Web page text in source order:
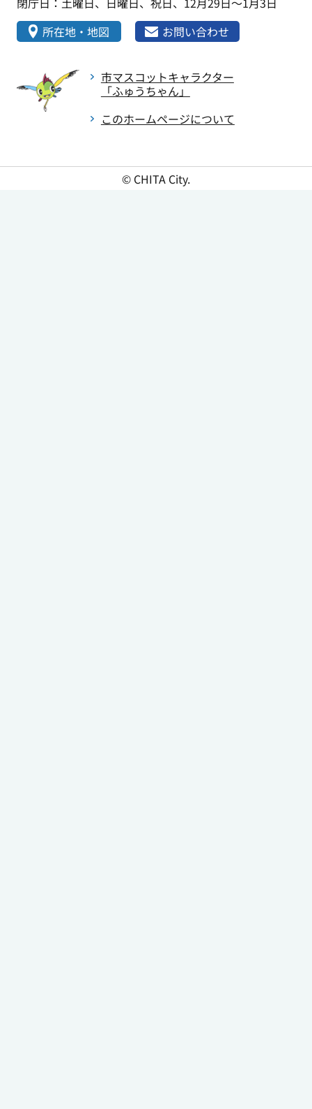
所在地・地図
お問い合わせ
市マスコットキャラクター
「ふゅうちゃん」
このホームページについて
© CHITA City.